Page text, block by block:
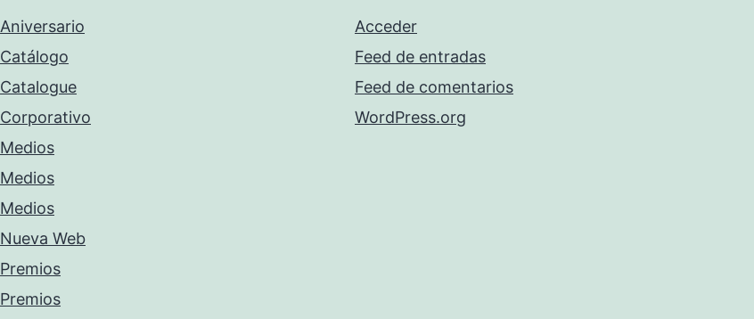
Aniversario
Catálogo
Catalogue
Corporativo
Medios
Medios
Medios
Nueva Web
Premios
Premios
Acceder
Feed de entradas
Feed de comentarios
WordPress.org